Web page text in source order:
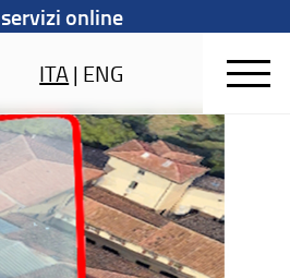
servizi online
ITA| ENG